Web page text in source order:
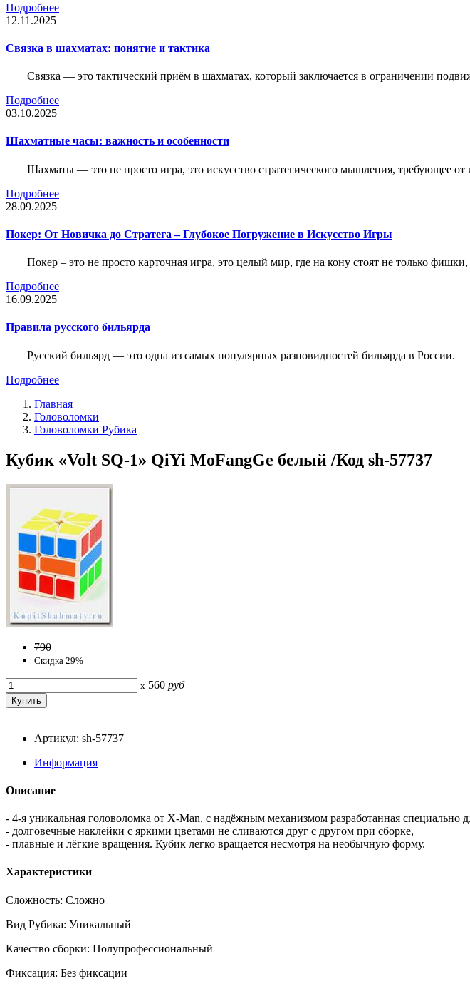
Подробнее
12.11.2025
Связка в шахматах: понятие и тактика
Связка — это тактический приём в шахматах, который заключается в ограничении
Подробнее
03.10.2025
Шахматные часы: важность и особенности
Шахматы — это не просто игра, это искусство стратегического мышления, требующее
Подробнее
28.09.2025
Покер: От Новичка до Стратега – Глубокое Погружение в Искусство Игры
Покер – это не просто карточная игра, это целый мир, где на кону стоят не только
Подробнее
16.09.2025
Правила русского бильярда
Русский бильярд — это одна из самых популярных разновидностей бильярда в России.
Подробнее
Главная
Головоломки
Головоломки Рубика
Кубик «Volt SQ-1» QiYi MoFangGe белый /Код sh-57737
790
Скидка 29%
x 560 руб
Артикул: sh-57737
Информация
Описание
- 4-я уникальная головоломка от X-Man, с надёжным механизмом разработанная
- долговечные наклейки с яркими цветами не сливаются друг с другом при сборке,
- плавные и лёгкие вращения. Кубик легко вращается несмотря на необычную форму.
Характеристики
Сложность: Сложно
Вид Рубика: Уникальный
Качество сборки: Полупрофессиональный
Фиксация: Без фиксации